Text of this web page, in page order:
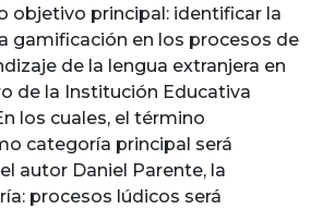
objetivo principal: identificar la
gamificación en los procesos de
de la lengua extranjera en
de la Institución Educativa
los cuales, el término
categoría principal será
autor Daniel Parente, la
procesos lúdicos será